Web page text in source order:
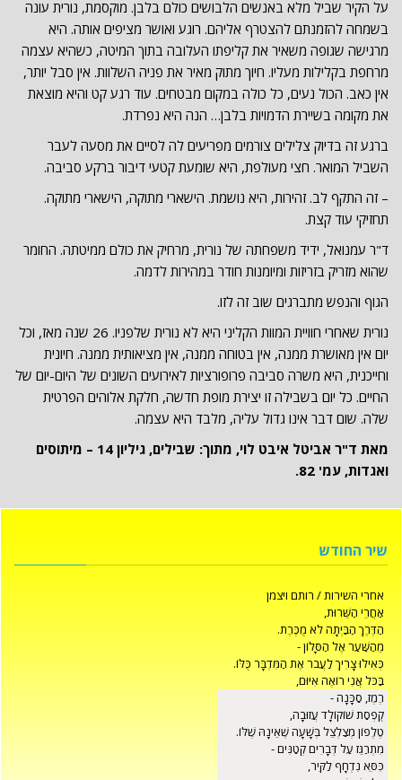
על הקיר שביל מלא באנשים הלבושים כולם בלבן. מוקסמת, נורית עונה
בשמחה להזמנתם להצטרף אליהם. רוגע ואושר מציפים אותה. היא
מרגישה שגופה משאיר את קליפתו העלובה בתוך המיטה, כשהיא עצמה
מרחפת בקלילות מעליו. חיוך מתוק מאיר את פניה השלוות. אין סבל יותר,
אין כאב. הכול נעים, כל כולה במקום מבטחים. עוד רגע קט והיא מוצאת
את מקומה בשיירת הדמויות בלבן… הנה היא נפרדת.
ברגע זה בדיוק צלילים צורמים מפריעים לה לסיים את מסעה לעבר
השביל המואר. חצי מעולפת, היא שומעת קטעי דיבור ברקע סביבה.
– זה התקף לב. זהירות, היא נושמת. הישארי מתוקה, הישארי מתוקה.
תחזיקי עוד קצת.
ד"ר עמנואל, ידיד משפחתה של נורית, מרחיק את כולם ממיטתה. החומר
שהוא מזריק בזריזות ומיומנות חודר במהירות לדמה.
הגוף והנפש מתברגים שוב זה לזו.
נורית שאחרי חוויית המוות הקליני היא לא נורית שלפניו. 26 שנה מאז, וכל
יום אין מאושרת ממנה, אין בטוחה ממנה, אין מציאותית ממנה. חיונית
וחייכנית, היא משרה סביבה פרופורציות לאירועים השונים של היום-יום של
החיים. כל יום בשבילה זו יצירת מופת חדשה, חלקת אלוהים הפרטית
שלה. שום דבר אינו גדול עליה, מלבד היא עצמה.
מאת ד"ר אביטל איבט לוי, מתוך: שבילים, גיליון 14 – מיתוסים
ואגדות, עמ' 82.
שיר החודש
אחרי השירות / רותם ויצמן
אַחֲרֵי הַשֵּׁרוּת,
הַדֶּרֶךְ הַבַּיְתָה לֹא מֻכֶּרֶת.
מֵהַשַּׁעַר אֶל הַסָּלוֹן -
כְּאִילוּ צָרִיךְ לַעֲבֹר אֶת הַמִּדְבָּר כֻּלּוֹ.
בַּכֹּל אֲנִי רוֹאֶה אִיּוּם,
רֶמֶז, סַכָּנָה -
קֻפְסַת שׁוֹקוֹלָד עֲזוּבָה,
טֶלֶפוֹן מְצַלְצֵל בְּשָׁעָה שֶׁאֵינָהּ שֶׁלּוֹ.
מִתְרַגֵּז עַל דְּבָרִים קְטַנִּים -
כִּסֵּא נִדְחָף לַקִּיר,
אחרי השירות / רותם ויצמן
אַחֲרֵי הַשֵּׁרוּת,
הַדֶּרֶךְ הַבַּיְתָה לֹא מֻכֶּרֶת.
מֵהַשַּׁעַר אֶל הַסָּלוֹן -
כְּאִילוּ צָרִיךְ לַעֲבֹר אֶת הַמִּדְבָּר כֻּלּוֹ.
בַּכֹּל אֲנִי רוֹאֶה אִיּוּם,
רֶמֶז, סַכָּנָה -
קֻפְסַת שׁוֹקוֹלָד עֲזוּבָה,
טֶלֶפוֹן מְצַלְצֵל בְּשָׁעָה שֶׁאֵינָהּ שֶׁלּוֹ.
מִתְרַגֵּז עַל דְּבָרִים קְטַנִּים -
כִּסֵּא נִדְחָף לַקִּיר,